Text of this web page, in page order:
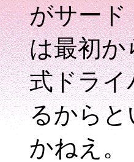
がサード
は最初か
式ドライ
るから
かねえ。